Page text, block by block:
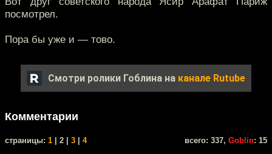
посмотрел.
Пора бы уже и — тово.
Смотри ролики Гоблина на канале Rutube
Комментарии
cтраницы: 1 | 2 | 3 4 всего: 337, Goblin: 15